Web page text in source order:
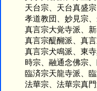
天台宗、天台真盛宗、
孝道教団、妙見宗、念
真言宗大覚寺派、新義
真言宗醍醐派、真言宗
真言宗犬鳴派、東寺真
時宗、融通念佛宗、臨
臨済宗天龍寺派、臨済
法華宗、法華宗真門流